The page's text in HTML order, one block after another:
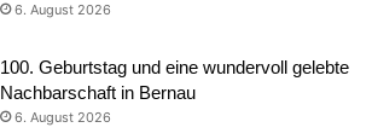
6. August 2026
100. Geburtstag und eine wundervoll gelebte
Nachbarschaft in Bernau
6. August 2026